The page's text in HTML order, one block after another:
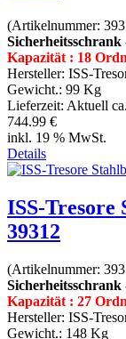
(Artikelnummer:
Kapazität : 18
Hersteller: ISS-
Gewicht.: 99 Kg
Lieferzeit: Aktuell
744.99 €
inkl. 19 % MwSt.
Details
ISS-Tresore
39312
(Artikelnummer:
Kapazität : 27
Hersteller: ISS-
Gewicht.: 148 Kg